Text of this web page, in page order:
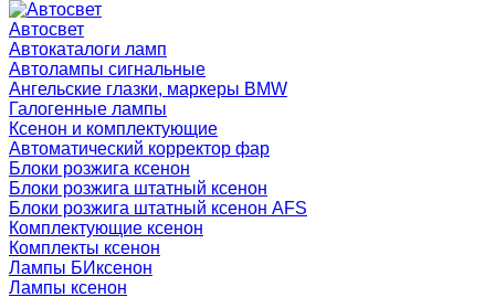
Автосвет
Автокаталоги ламп
Автолампы сигнальные
Ангельские глазки, маркеры BMW
Галогенные лампы
Ксенон и комплектующие
Автоматический корректор фар
Блоки розжига ксенон
Блоки розжига штатный ксенон
Блоки розжига штатный ксенон AFS
Комплектующие ксенон
Комплекты ксенон
Лампы БИксенон
Лампы ксенон